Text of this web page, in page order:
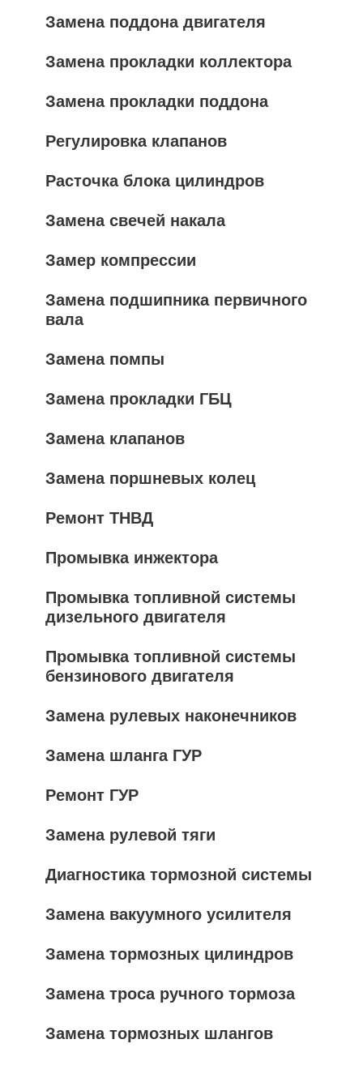
Замена поддона двигателя
Замена прокладки коллектора
Замена прокладки поддона
Регулировка клапанов
Расточка блока цилиндров
Замена свечей накала
Замер компрессии
Замена подшипника первичного
вала
Замена помпы
Замена прокладки ГБЦ
Замена клапанов
Замена поршневых колец
Ремонт ТНВД
Промывка инжектора
Промывка топливной системы
дизельного двигателя
Промывка топливной системы
бензинового двигателя
Замена рулевых наконечников
Замена шланга ГУР
Ремонт ГУР
Замена рулевой тяги
Диагностика тормозной системы
Замена вакуумного усилителя
Замена тормозных цилиндров
Замена троса ручного тормоза
Замена тормозных шлангов